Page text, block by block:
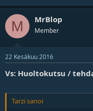
M MrBlop
Member
22 Kesäkuu 2016
Vs: Huoltokutsu /
Tarzi sanoi